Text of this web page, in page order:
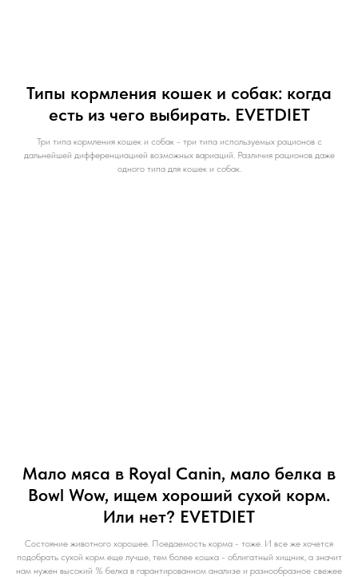
Типы кормления кошек и собак: когда
есть из чего выбирать. EVETDIET
Три типа кормления кошек и собак - три типа используемых рационов с
дальнейшей дифференциацией возможных вариаций. Различия рационов даже
одного типа для кошек и собак.
Мало мяса в Royal Canin, мало белка в
Bowl Wow, ищем хороший сухой корм.
Или нет? EVETDIET
Состояние животного хорошее. Поедаемость корма - тоже. И все же хочется
подобрать сухой корм еще лучше, тем более кошка - облигатный хищник, а значит
нам нужен высокий % белка в гарантированном анализе и разнообразное свежее